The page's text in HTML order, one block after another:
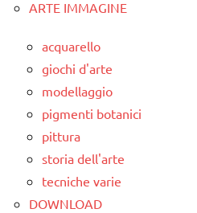
ARTE IMMAGINE
acquarello
giochi d'arte
modellaggio
pigmenti botanici
pittura
storia dell'arte
tecniche varie
DOWNLOAD